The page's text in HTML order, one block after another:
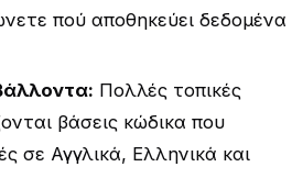
πού αποθηκεύει δεδομένα
Πολλές τοπικές
βάσεις κώδικα που
σε Αγγλικά, Ελληνικά και